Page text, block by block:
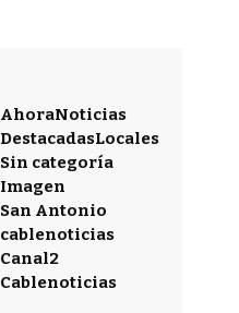
AhoraNoticias
DestacadasLocales
Sin categoría
Imagen
San Antonio
cablenoticias
Canal2
Cablenoticias